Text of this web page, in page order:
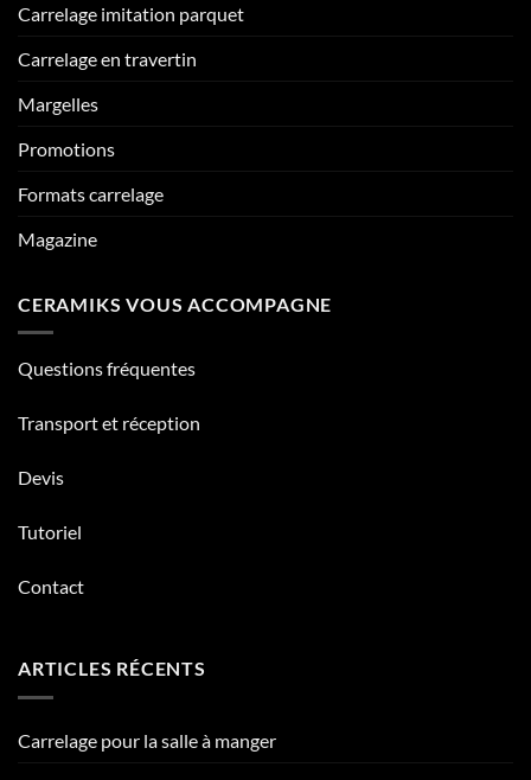
Carrelage imitation parquet
Carrelage en travertin
Margelles
Promotions
Formats carrelage
Magazine
CERAMIKS VOUS ACCOMPAGNE
Questions fréquentes
Transport et réception
Devis
Tutoriel
Contact
ARTICLES RÉCENTS
Carrelage pour la salle à manger